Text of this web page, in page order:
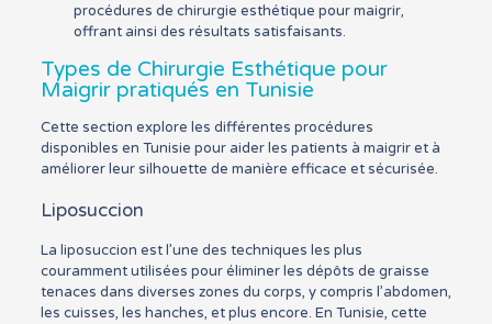
procédures de chirurgie esthétique pour maigrir,
offrant ainsi des résultats satisfaisants.
Types de Chirurgie Esthétique pour
Maigrir pratiqués en Tunisie
Cette section explore les différentes procédures
disponibles en Tunisie pour aider les patients à maigrir et à
améliorer leur silhouette de manière efficace et sécurisée.
Liposuccion
La liposuccion est l’une des techniques les plus
couramment utilisées pour éliminer les dépôts de graisse
tenaces dans diverses zones du corps, y compris l’abdomen,
les cuisses, les hanches, et plus encore. En Tunisie, cette